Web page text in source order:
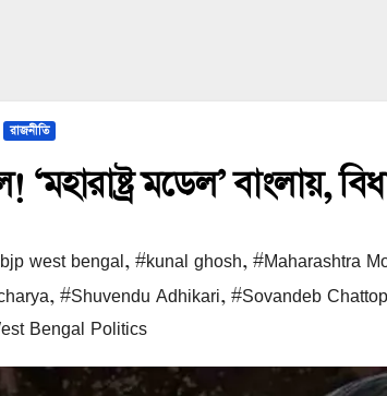
রাজনীতি
মডেল’
west bengal, #kunal ghosh, #Maharashtra
, #Shuvendu Adhikari, #Sovandeb
Bengal Politics